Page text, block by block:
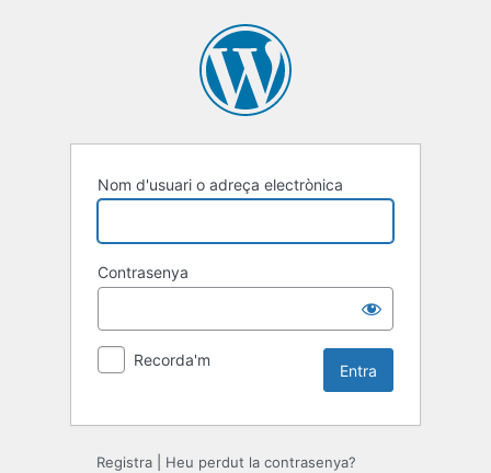
Nom d'usuari o adreça electrònica
Contrasenya
Recorda'm
Registra Heu perdut la contrasenya?